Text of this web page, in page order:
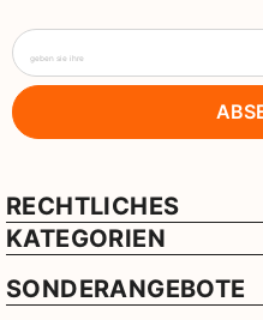
geben sie ihre
RECHTLICHES
KATEGORIEN
SONDERANGEBOTE